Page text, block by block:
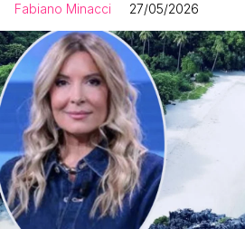
Fabiano Minacci 27/05/2026